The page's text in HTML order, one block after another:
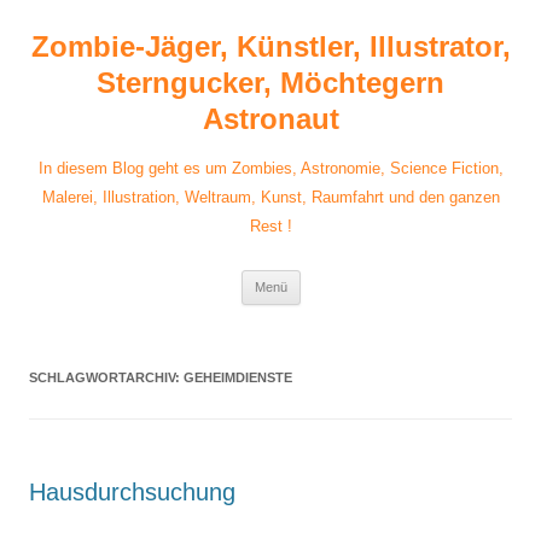
springen
Zombie-Jäger, Künstler, Illustrator,
Sterngucker, Möchtegern
Astronaut
In diesem Blog geht es um Zombies, Astronomie, Science Fiction,
Malerei, Illustration, Weltraum, Kunst, Raumfahrt und den ganzen
Rest !
Menü
SCHLAGWORTARCHIV: GEHEIMDIENSTE
Hausdurchsuchung